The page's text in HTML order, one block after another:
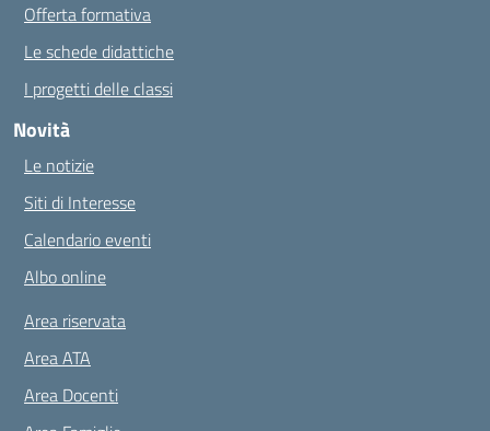
Offerta formativa
Le schede didattiche
I progetti delle classi
Novità
Le notizie
Siti di Interesse
Calendario eventi
Albo online
Area riservata
Area ATA
Area Docenti